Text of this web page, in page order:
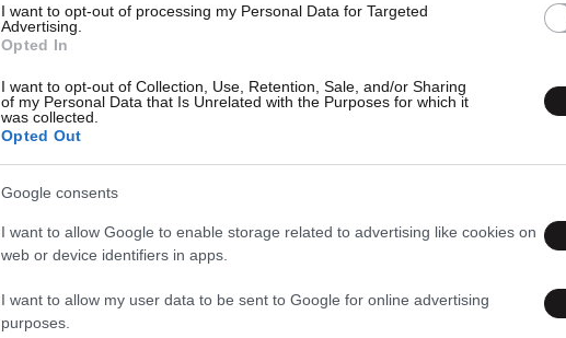
I want to opt-out of processing my Personal Data for Targeted
Advertising.
Opted In
I want to opt-out of Collection, Use, Retention, Sale, and/or Sharing
of my Personal Data that Is Unrelated with the Purposes for which it
was collected.
Opted Out
Google consents
I want to allow Google to enable storage related to advertising like cookies on
web or device identifiers in apps.
I want to allow my user data to be sent to Google for online advertising
purposes.